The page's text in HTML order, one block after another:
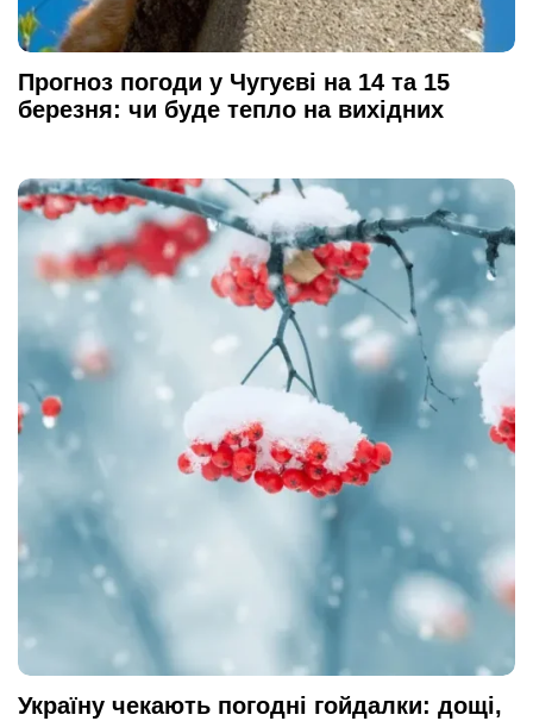
Прогноз погоди у Чугуєві на 14 та 15
березня: чи буде тепло на вихідних
Україну чекають погодні гойдалки: дощі,